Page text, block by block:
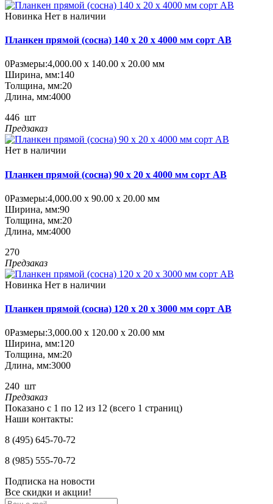
Новинка Нет в наличии
Планкен прямой (сосна) 140 x 20 x 4000 мм сорт AB
0Размеры:4,000.00 х 140.00 х 20.00 мм
Ширина, мм:140
Толщина, мм:20
Длина, мм:4000
446 шт
Предзаказ
Нет в наличии
Планкен прямой (сосна) 90 x 20 x 4000 мм сорт AB
0Размеры:4,000.00 х 90.00 х 20.00 мм
Ширина, мм:90
Толщина, мм:20
Длина, мм:4000
270
Предзаказ
Новинка Нет в наличии
Планкен прямой (сосна) 120 x 20 x 3000 мм сорт AB
0Размеры:3,000.00 х 120.00 х 20.00 мм
Ширина, мм:120
Толщина, мм:20
Длина, мм:3000
240 шт
Предзаказ
Показано с 1 по 12 из 12 (всего 1 страниц)
Наши контакты:
8 (495) 645-70-72
8 (985) 555-70-72
Подписка на новости
Все скидки и акции!